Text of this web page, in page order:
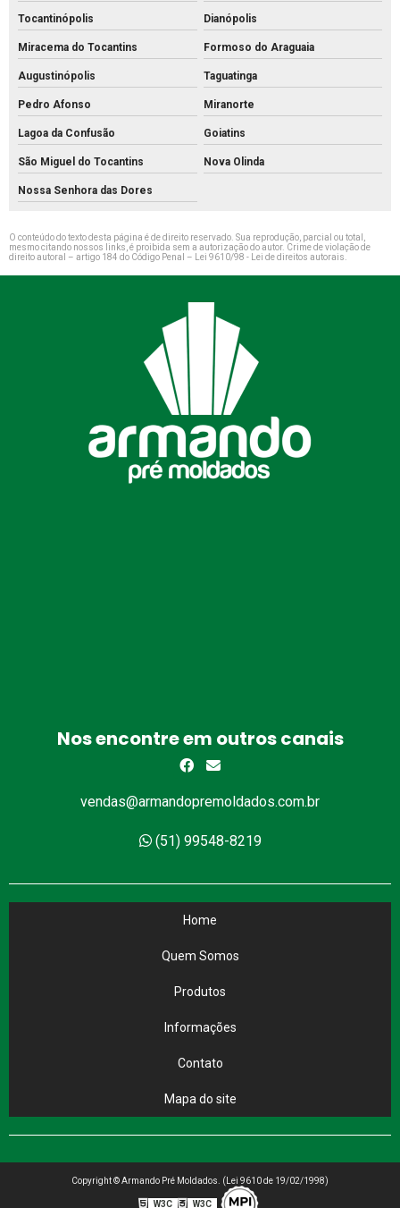
Tocantinópolis Dianópolis
Miracema do Tocantins Formoso do Araguaia
Augustinópolis Taguatinga
Pedro Afonso Miranorte
Lagoa da Confusão Goiatins
São Miguel do Tocantins Nova Olinda
Nossa Senhora das Dores
O conteúdo do texto desta página é de direito reservado. Sua reprodução, parcial ou total,
mesmo citando nossos links, é proibida sem a autorização do autor. Crime de violação de
direito autoral – artigo 184 do Código Penal – Lei 9610/98 - Lei de direitos autorais.
Nos encontre em outros canais
vendas@armandopremoldados.com.br
(51) 99548-8219
Home
Quem Somos
Produtos
Informações
Contato
Mapa do site
Copyright © Armando Pré Moldados. (Lei 9610 de 19/02/1998)
W3C W3C